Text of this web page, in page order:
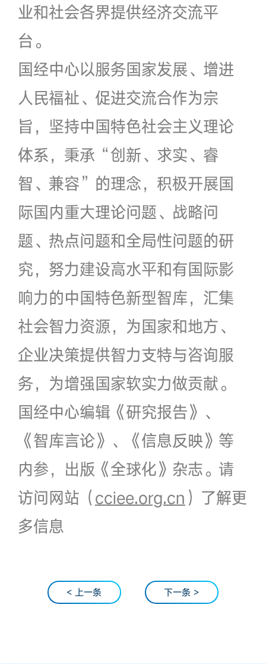
业和社会各界提供经济交流平
台。
国经中心以服务国家发展、增进
人民福祉、促进交流合作为宗
旨，坚持中国特色社会主义理论
体系，秉承“创新、求实、睿
智、兼容”的理念，积极开展国
际国内重大理论问题、战略问
题、热点问题和全局性问题的研
究，努力建设高水平和有国际影
响力的中国特色新型智库，汇集
社会智力资源，为国家和地方、
企业决策提供智力支特与咨询服
务，为增强国家软实力做贡献。
国经中心编辑《研究报告》、
《智库言论》、《信息反映》等
内参，出版《全球化》杂志。请
访问网站（cciee.org.cn ）了解更
多信息
< 上一条 下一条 >